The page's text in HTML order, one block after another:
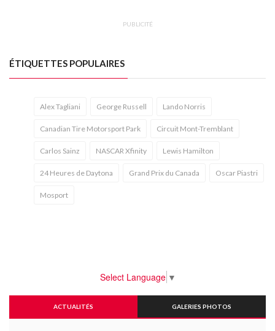
PUBLICITÉ
ÉTIQUETTES POPULAIRES
Alex Tagliani George Russell Lando Norris
Canadian Tire Motorsport Park Circuit Mont-Tremblant
Carlos Sainz NASCAR Xfinity Lewis Hamilton
24 Heures de Daytona Grand Prix du Canada Oscar Piastri
Mosport
Select Language ▼
ACTUALITÉS GALERIES PHOTOS